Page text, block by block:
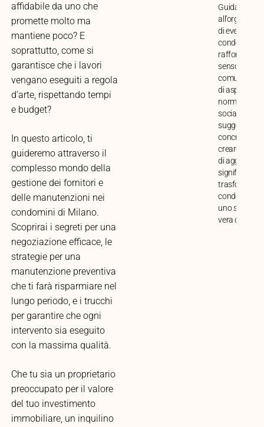
affidabile da uno che
promette molto ma
mantiene poco? E
soprattutto, come si
garantisce che i lavori
vengano eseguiti a regola
d’arte, rispettando tempi
e budget?
In questo articolo, ti
guideremo attraverso il
complesso mondo della
gestione dei fornitori e
delle manutenzioni nei
condomini di Milano.
Scoprirai i segreti per una
negoziazione efficace, le
strategie per una
manutenzione preventiva
che ti farà risparmiare nel
lungo periodo, e i trucchi
per garantire che ogni
intervento sia eseguito
con la massima qualità.
Che tu sia un proprietario
preoccupato per il valore
del tuo investimento
immobiliare, un inquilino
Guida
di eventi
condominiali
rafforzare il
senso di
comunità.
di aspetti
normativi e
sociali, con
suggerimenti
concreti per
creare
di
significativi e
trasformare il
condominio
uno spazio di
vera